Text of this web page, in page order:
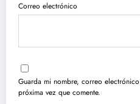
Correo electrónico
Guarda mi nombre, correo
próxima vez que comente.